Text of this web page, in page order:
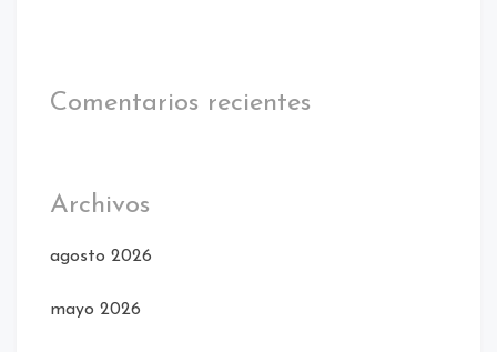
Comentarios recientes
Archivos
agosto 2026
mayo 2026